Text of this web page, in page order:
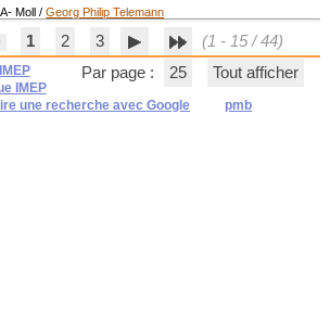
Moll /Georg Philip Telemann
1 2 3
(1 - 15 / 44)
Par page :
25 Tout afficher
IMEP
une recherche avec Google
pmb